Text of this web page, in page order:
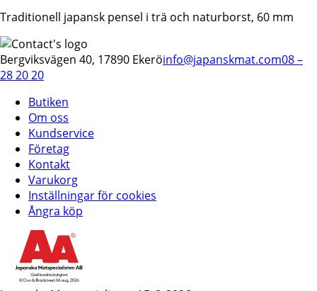
Traditionell japansk pensel i trä och naturborst, 60 mm
Bergviksvägen 40, 17890 Ekeröinfo@japanskmat.com08 –
28 20 20
Butiken
Om oss
Kundservice
Företag
Kontakt
Varukorg
Inställningar för cookies
Ångra köp